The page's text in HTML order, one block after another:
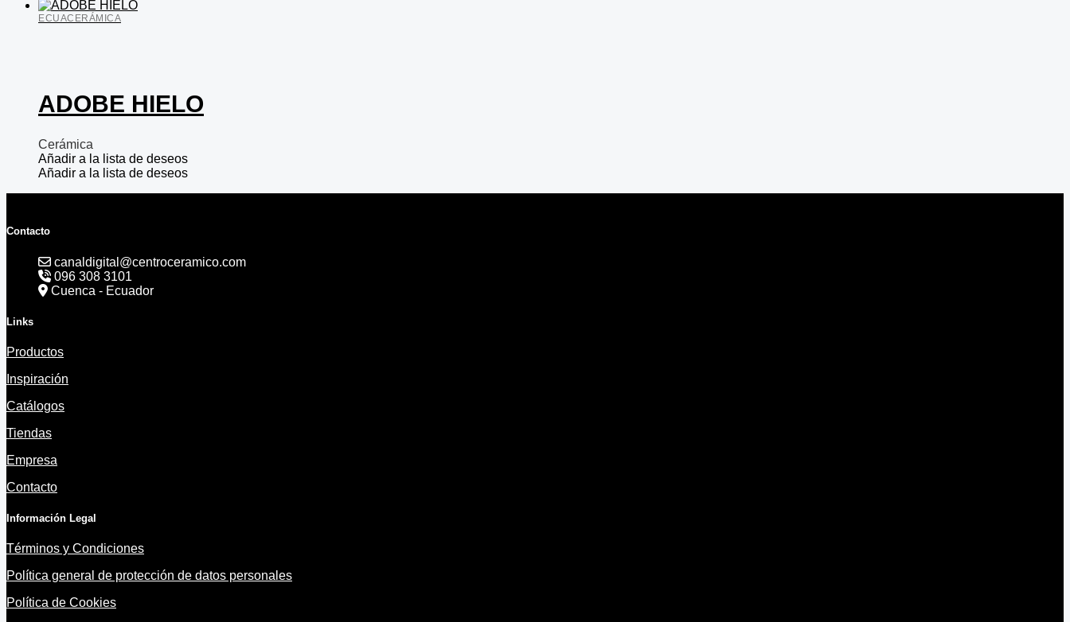
ECUACERÁMICA
ADOBE HIELO
Cerámica
Añadir a la lista de deseos
Añadir a la lista de deseos
Contacto
canaldigital@centroceramico.com
096 308 3101
Cuenca - Ecuador
Links
Productos
Inspiración
Catálogos
Tiendas
Empresa
Contacto
Información Legal
Términos y Condiciones
Política general de protección de datos personales
Política de Cookies